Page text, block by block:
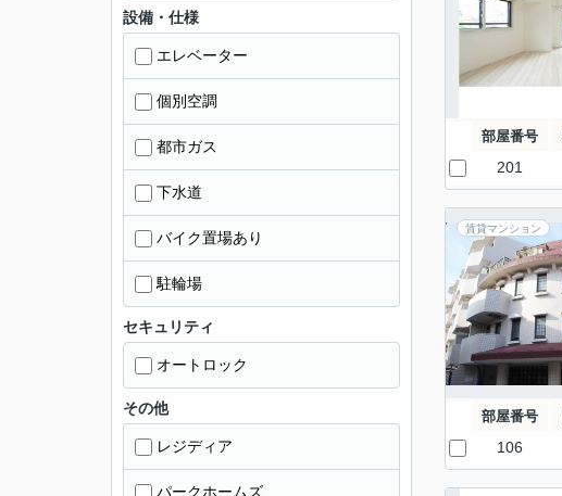
部屋番号
201
賃貸マンション
部屋番号
106
設備・仕様
エレベーター
個別空調
都市ガス
下水道
バイク置場あり
駐輪場
セキュリティ
オートロック
その他
レジディア
パークホームズ